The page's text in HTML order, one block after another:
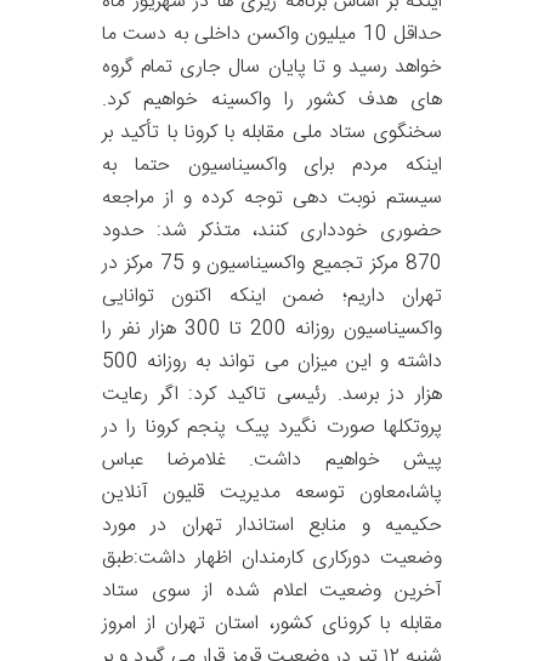
حداقل 10 میلیون واکسن داخلی به دست ما
خواهد رسید و تا پایان سال جاری تمام گروه
های هدف کشور را واکسینه خواهیم کرد.
سخنگوی ستاد ملی مقابله با کرونا با تأکید بر
اینکه مردم برای واکسیناسیون حتما به
سیستم نوبت دهی توجه کرده و از مراجعه
حضوری خودداری کنند، متذکر شد: حدود
870 مرکز تجمیع واکسیناسیون و 75 مرکز در
تهران داریم؛ ضمن اینکه اکنون توانایی
واکسیناسیون روزانه 200 تا 300 هزار نفر را
داشته و این میزان می تواند به روزانه 500
هزار دز برسد. رئیسی تاکید کرد: اگر رعایت
پروتکلها صورت نگیرد پیک پنجم کرونا را در
پیش خواهیم داشت. غلامرضا عباس
پاشا،معاون توسعه مدیریت قلیون آنلاین
حکیمیه و منابع استاندار تهران در مورد
وضعیت دورکاری کارمندان اظهار داشت:طبق
آخرین وضعیت اعلام شده از سوی ستاد
مقابله با کرونای کشور، استان تهران از امروز